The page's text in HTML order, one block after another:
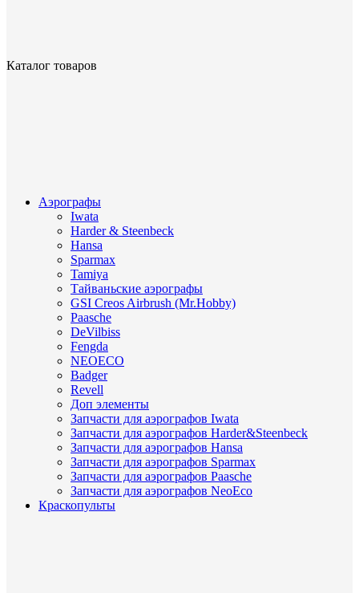
Каталог товаров
Аэрографы
Iwata
Harder & Steenbeck
Hansa
Sparmax
Tamiya
Тайваньские аэрографы
GSI Creos Airbrush (Mr.Hobby)
Paasche
DeVilbiss
Fengda
NEOECO
Badger
Revell
Доп элементы
Запчасти для аэрографов Iwata
Запчасти для аэрографов Harder&Steenbeck
Запчасти для аэрографов Hansa
Запчасти для аэрографов Sparmax
Запчасти для аэрографов Paasche
Запчасти для аэрографов NeoEco
Краскопульты